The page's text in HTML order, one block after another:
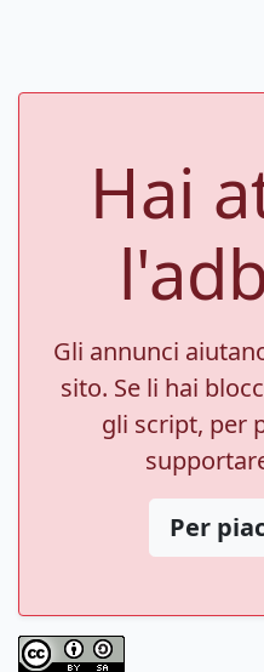
Hai
Gli annunci
sito. Se li hai
gli script, per
Per